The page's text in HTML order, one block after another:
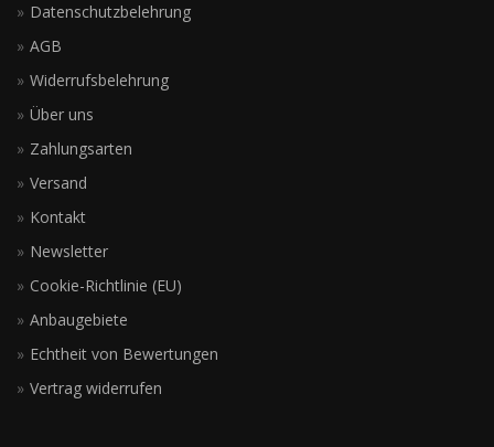
Datenschutzbelehrung
AGB
Widerrufsbelehrung
Über uns
Zahlungsarten
Versand
Kontakt
Newsletter
Cookie-Richtlinie (EU)
Anbaugebiete
Echtheit von Bewertungen
Vertrag widerrufen